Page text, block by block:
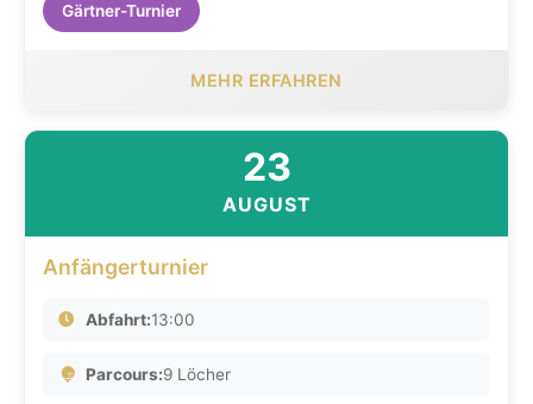
Gärtner-Turnier
MEHR ERFAHREN
23
AUGUST
Anfängerturnier
Abfahrt:13:00
Parcours:9 Löcher